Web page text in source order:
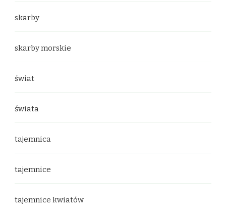
skarby
skarby morskie
świat
świata
tajemnica
tajemnice
tajemnice kwiatów